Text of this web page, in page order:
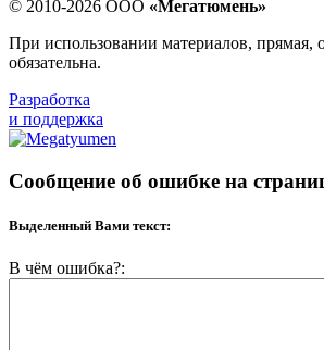
© 2010-2026 ООО «Мегатюмень»
При использовании материалов, прямая,
обязательна.
Разработка
и поддержка
Сообщение об ошибке на
Выделенный Вами текст:
В чём ошибка?: